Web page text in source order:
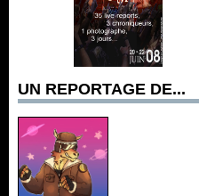
UN REPORTAGE DE...